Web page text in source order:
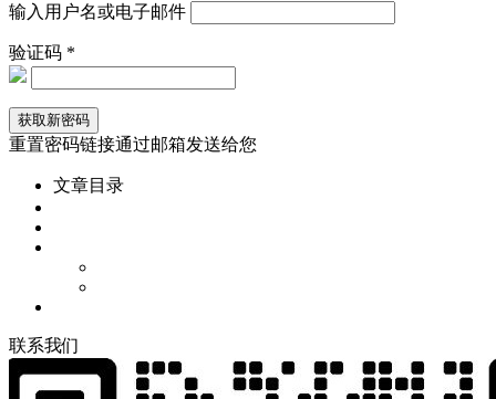
输入用户名或电子邮件
验证码 *
重置密码链接通过邮箱发送给您
文章目录
联系我们